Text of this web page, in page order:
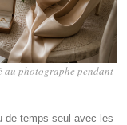
au photographe pendant
de temps seul avec les